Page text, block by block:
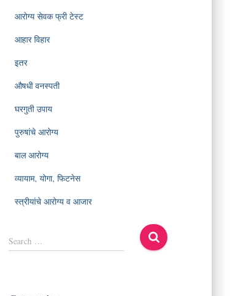
आरोग्य सेवक फ्री टेस्ट
आहार विहार
इतर
औषधी वनस्पती
घरगुती उपाय
पुरुषांचे आरोग्य
बाल आरोग्य
व्यायाम, योगा, फिटनेस
स्त्रीयांचे आरोग्य व आजार
S
e
Search …